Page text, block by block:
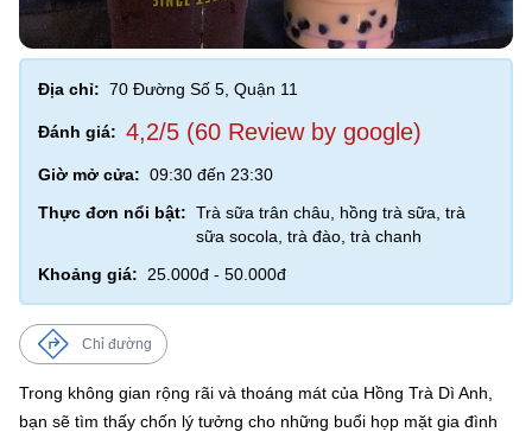
Địa chỉ: 70 Đường Số 5, Quận 11
Đánh giá: 4,2/5 (60 Review by google)
Giờ mở cửa: 09:30 đến 23:30
Thực đơn nổi bật: Trà sữa trân châu, hồng trà sữa, trà
sữa socola, trà đào, trà chanh
Khoảng giá:
25.000đ - 50.000đ
Chỉ đường
Trong không gian rộng rãi và thoáng mát của Hồng Trà Dì Anh,
bạn sẽ tìm thấy chốn lý tưởng cho những buổi họp mặt gia đình